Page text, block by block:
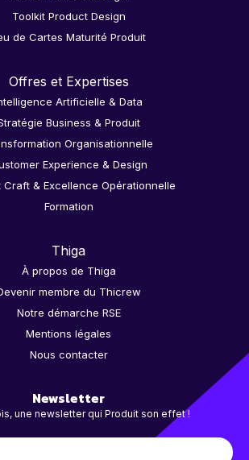
Toolkit Product Design
de Cartes Maturité Produit
Offres et Expertises
Artificielle & Data
Business & Produit
Organisationnelle
Experience & Design
Craft & Excellence Opérationnelle
Formation
Thiga
À propos de Thiga
membre du Thicrew
Notre démarche RSE
Mentions légales
Nous contacter
Newsletter
une newsletter qui Produit son effet !